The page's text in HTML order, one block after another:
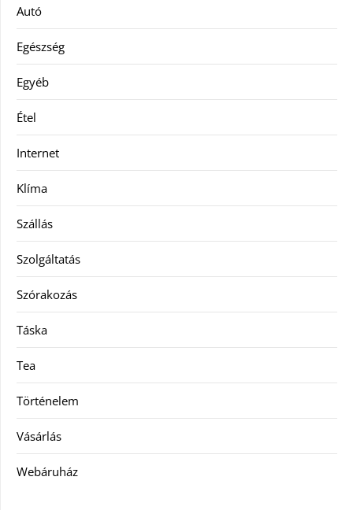
Autó
Egészség
Egyéb
Étel
Internet
Klíma
Szállás
Szolgáltatás
Szórakozás
Táska
Tea
Történelem
Vásárlás
Webáruház